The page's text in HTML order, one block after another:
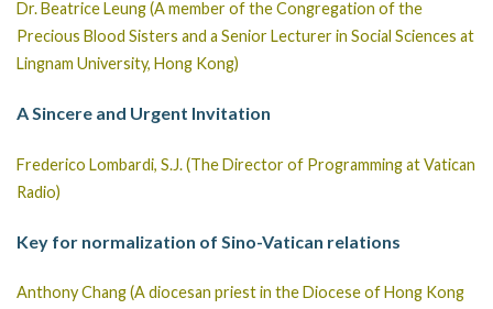
Dr. Beatrice Leung (A member of the Congregation of the
Precious Blood Sisters and a Senior Lecturer in Social Sciences at
Lingnam University, Hong Kong)
A Sincere and Urgent Invitation
Frederico Lombardi, S.J. (The Director of Programming at Vatican
Radio)
Key for normalization of Sino-Vatican relations
Anthony Chang (A diocesan priest in the Diocese of Hong Kong